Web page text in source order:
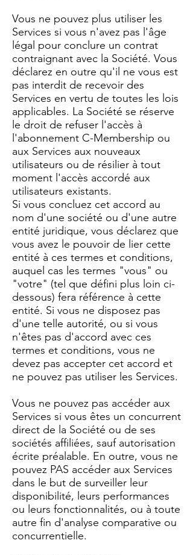
Vous ne pouvez plus utiliser les
Services si vous n'avez pas l'âge
légal pour conclure un contrat
contraignant avec la Société. Vous
déclarez en outre qu'il ne vous est
pas interdit de recevoir des
Services en vertu de toutes les lois
applicables. La Société se réserve
le droit de refuser l'accès à
l'abonnement C-Membership ou
aux Services aux nouveaux
utilisateurs ou de résilier à tout
moment l'accès accordé aux
utilisateurs existants.
Si vous concluez cet accord au
nom d'une société ou d'une autre
entité juridique, vous déclarez que
vous avez le pouvoir de lier cette
entité à ces termes et conditions,
auquel cas les termes "vous" ou
"votre" (tel que défini plus loin ci-
dessous) fera référence à cette
entité. Si vous ne disposez pas
d'une telle autorité, ou si vous
n'êtes pas d'accord avec ces
termes et conditions, vous ne
devez pas accepter cet accord et
ne pouvez pas utiliser les Services.
Vous ne pouvez pas accéder aux
Services si vous êtes un concurrent
direct de la Société ou de ses
sociétés affiliées, sauf autorisation
écrite préalable. En outre, vous ne
pouvez PAS accéder aux Services
dans le but de surveiller leur
disponibilité, leurs performances
ou leurs fonctionnalités, ou à toute
autre fin d'analyse comparative ou
concurrentielle.